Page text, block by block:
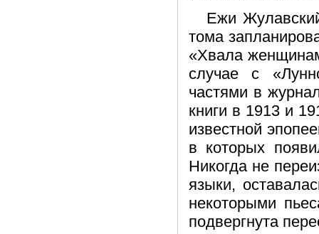
Ежи
тома
«Хвала
случае с
частями в
книги в 1913 и
известной
в которых
Никогда не
языки,
некоторыми
подвергнута